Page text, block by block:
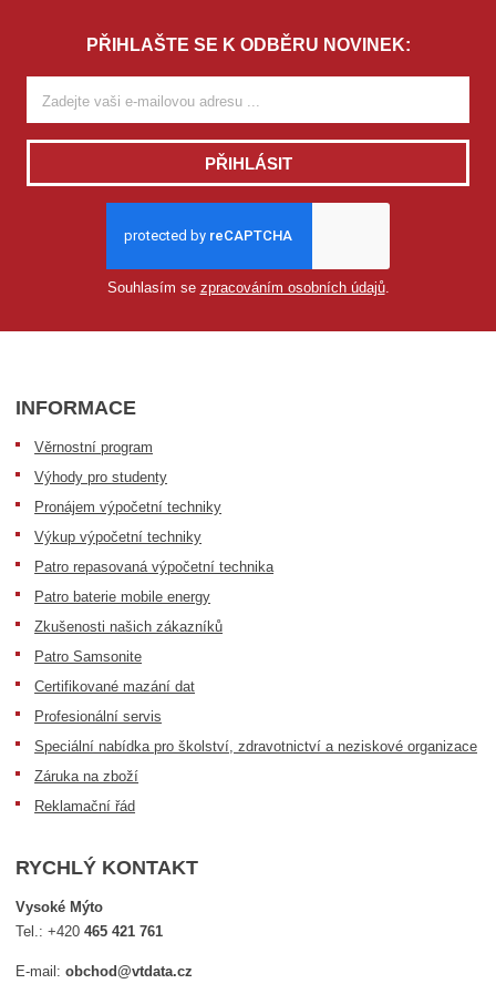
PŘIHLAŠTE SE K ODBĚRU NOVINEK:
PŘIHLÁSIT
Souhlasím se zpracováním osobních údajů.
INFORMACE
Věrnostní program
Výhody pro studenty
Pronájem výpočetní techniky
Výkup výpočetní techniky
Patro repasovaná výpočetní technika
Patro baterie mobile energy
Zkušenosti našich zákazníků
Patro Samsonite
Certifikované mazání dat
Profesionální servis
Speciální nabídka pro školství, zdravotnictví a neziskové organizace
Záruka na zboží
Reklamační řád
RYCHLÝ KONTAKT
Vysoké Mýto
Tel.:+420465 421 761
E-mail:obchod@vtdata.cz